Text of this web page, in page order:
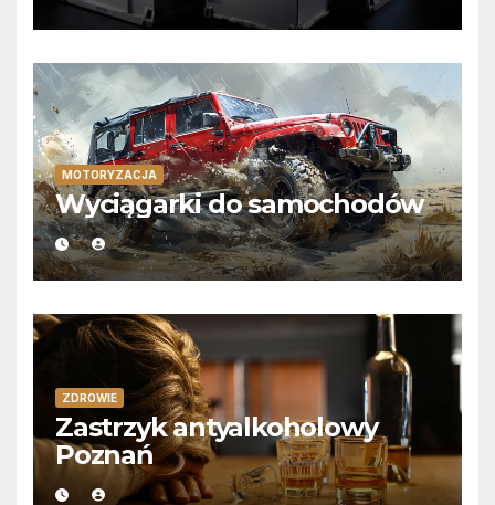
MOTORYZACJA
Wyciągarki do samochodów
ZDROWIE
Zastrzyk antyalkoholowy
Poznań